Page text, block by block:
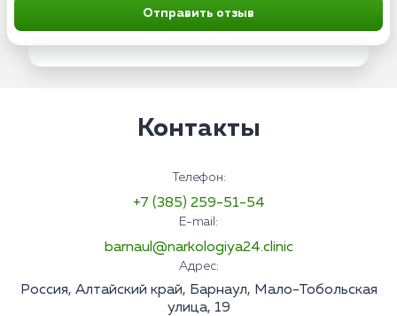
Отправить отзыв
Контакты
Телефон:
+7 (385) 259-51-54
E-mail:
barnaul@narkologiya24.clinic
Адрес:
Россия, Алтайский край, Барнаул, Мало-Тобольская
улица, 19